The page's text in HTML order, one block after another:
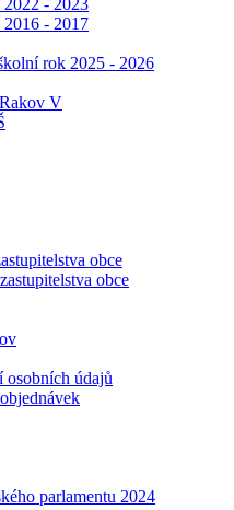
- 2023
- 2017
rok 2025 - 2026
V
obce
obce
osobních údajů
parlamentu 2024